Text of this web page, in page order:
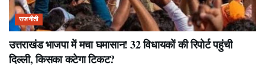
राजनीती
उत्तराखंड भाजपा में मचा घमासान! 32 विधायकों की रिपोर्ट पहुंची
दिल्ली, किसका कटेगा टिकट?